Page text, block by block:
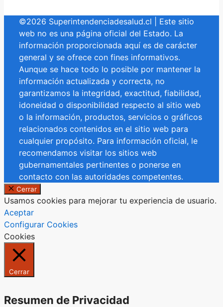
©2026 Superintendenciadesalud.cl | Este sitio
web no es una página oficial del Estado. La
información proporcionada aquí es de carácter
general y se ofrece con fines informativos.
Aunque se hace todo lo posible por mantener la
información actualizada y correcta, no
garantizamos la integridad, exactitud, fiabilidad,
idoneidad o disponibilidad respecto al sitio web
o la información, productos, servicios o gráficos
relacionados contenidos en el sitio web para
cualquier propósito. Para información oficial, le
recomendamos visitar los sitios web
gubernamentales pertinentes o ponerse en
contacto con las autoridades competentes.
Cerrar
Usamos cookies para mejorar tu experiencia de usuario.
Aceptar
Configurar Cookies
Cookies
Cerrar
Resumen de Privacidad